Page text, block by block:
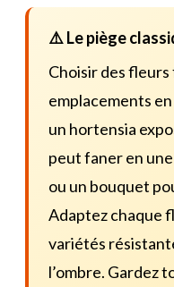
⚠️ Le piège
Choisir des
emplacements
un hortensia
peut faner en
ou un bouquet
Adaptez chaque
variétés
l’ombre. Gardez